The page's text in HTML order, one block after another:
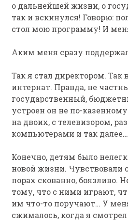
о дальнейшей жизни, о
так и вскинулся! Говорю:
стол мою программу! И
Аким меня сразу
Так я стал директором. Так
интернат. Правда, не
государственный,
устроен он не по-
на двоих, с телевизором,
компьютерами и так далее…
Конечно, детям было
новой жизни. Чувствовали
порах скованно, боязливо.
тому, что с ними играют,
им что-то поручают… У
сжималось, когда я